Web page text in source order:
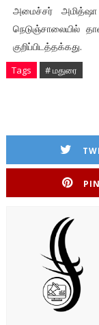
அமைச்சர்
நெடுஞ்சாலையில்
குறிப்பிடத்தக்கது.
Tags # மதுரை